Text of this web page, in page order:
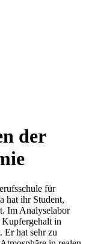
der
für
hat ihr Student,
Im Analyselabor
Kupfergehalt in
Er hat sehr zu